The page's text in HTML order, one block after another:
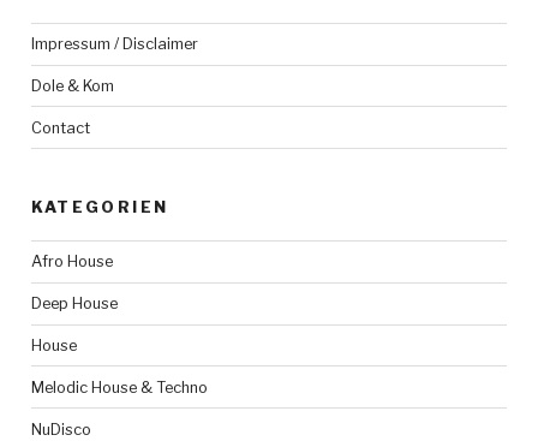
Impressum / Disclaimer
Dole & Kom
Contact
KATEGORIEN
Afro House
Deep House
House
Melodic House & Techno
NuDisco